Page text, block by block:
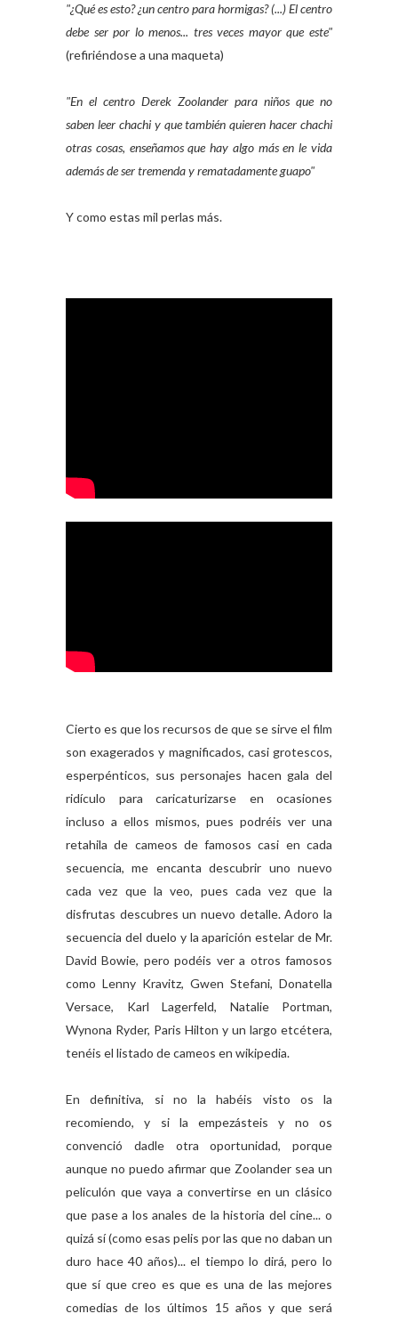
"¿Qué es esto? ¿un centro para hormigas? (...) El centro
debe ser por lo menos... tres veces mayor que este"
(refiriéndose a una maqueta)
"En el centro Derek Zoolander para niños que no
saben leer chachi y que también quieren hacer chachi
otras cosas, enseñamos que hay algo más en le vida
además de ser tremenda y rematadamente guapo"
Y como estas mil perlas más.
Cierto es que los recursos de que se sirve el film
son exagerados y magnificados, casi grotescos,
esperpénticos, sus personajes hacen gala del
ridículo para caricaturizarse en ocasiones
incluso a ellos mismos, pues podréis ver una
retahila de cameos de famosos casi en cada
secuencia, me encanta descubrir uno nuevo
cada vez que la veo, pues cada vez que la
disfrutas descubres un nuevo detalle. Adoro la
secuencia del duelo y la aparición estelar de Mr.
David Bowie, pero podéis ver a otros famosos
como Lenny Kravitz, Gwen Stefani, Donatella
Versace, Karl Lagerfeld, Natalie Portman,
Wynona Ryder, Paris Hilton y un largo etcétera,
tenéis el listado de cameos en wikipedia.
En definitiva, si no la habéis visto os la
recomiendo, y si la empezásteis y no os
convenció dadle otra oportunidad, porque
aunque no puedo afirmar que Zoolander sea un
peliculón que vaya a convertirse en un clásico
que pase a los anales de la historia del cine... o
quizá sí (como esas pelis por las que no daban un
duro hace 40 años)... el tiempo lo dirá, pero lo
que sí que creo es que es una de las mejores
comedias de los últimos 15 años y que será